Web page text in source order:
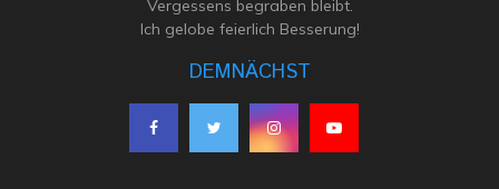
Vergessens begraben bleibt.
Ich gelobe feierlich Besserung!
DEMNÄCHST